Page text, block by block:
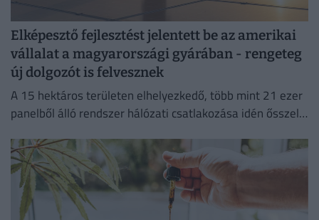
Elképesztő fejlesztést jelentett be az amerikai
vállalat a magyarországi gyárában - rengeteg
új dolgozót is felvesznek
A 15 hektáros területen elhelyezkedő, több mint 21 ezer
panelből álló rendszer hálózati csatlakozása idén ősszel